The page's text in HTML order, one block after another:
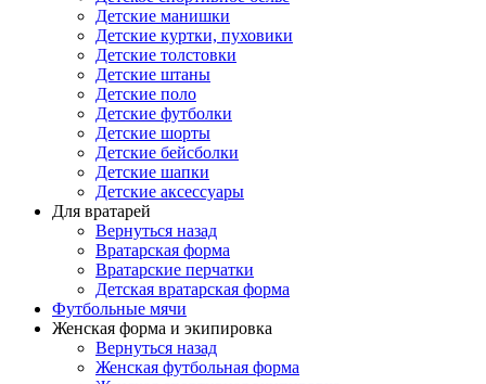
Детские манишки
Детские куртки, пуховики
Детские толстовки
Детские штаны
Детские поло
Детские футболки
Детские шорты
Детские бейсболки
Детские шапки
Детские аксессуары
Для вратарей
Вернуться назад
Вратарская форма
Вратарские перчатки
Детская вратарская форма
Футбольные мячи
Женская форма и экипировка
Вернуться назад
Женская футбольная форма